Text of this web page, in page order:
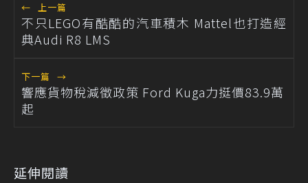
← 上一篇
不只LEGO有酷酷的汽車積木 Mattel也打造經
典Audi R8 LMS
下一篇 →
響應貨物稅減徵政策 Ford Kuga力挺價83.9萬
起
延伸閱讀